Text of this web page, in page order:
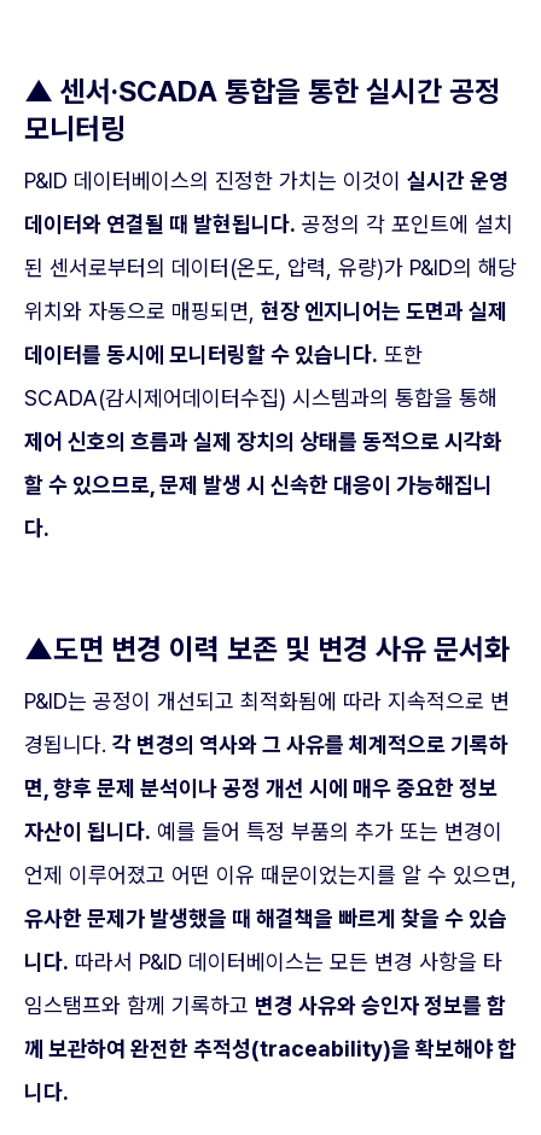
▲ 센서·SCADA 통합을 통한 실시간 공정
모니터링
P&ID 데이터베이스의 진정한 가치는 이것이 실시간 운영
데이터와 연결될 때 발현됩니다. 공정의 각 포인트에 설치
된 센서로부터의 데이터(온도, 압력, 유량)가 P&ID의 해당
위치와 자동으로 매핑되면, 현장 엔지니어는 도면과 실제
데이터를 동시에 모니터링할 수 있습니다. 또한
SCADA(감시제어데이터수집) 시스템과의 통합을 통해
제어 신호의 흐름과 실제 장치의 상태를 동적으로 시각화
할 수 있으므로, 문제 발생 시 신속한 대응이 가능해집니
다.
▲도면 변경 이력 보존 및 변경 사유 문서화
P&ID는 공정이 개선되고 최적화됨에 따라 지속적으로 변
경됩니다. 각 변경의 역사와 그 사유를 체계적으로 기록하
면, 향후 문제 분석이나 공정 개선 시에 매우 중요한 정보
자산이 됩니다. 예를 들어 특정 부품의 추가 또는 변경이
언제 이루어졌고 어떤 이유 때문이었는지를 알 수 있으면,
유사한 문제가 발생했을 때 해결책을 빠르게 찾을 수 있습
니다. 따라서 P&ID 데이터베이스는 모든 변경 사항을 타
임스탬프와 함께 기록하고 변경 사유와 승인자 정보를 함
께 보관하여 완전한 추적성(traceability)을 확보해야 합
니다.